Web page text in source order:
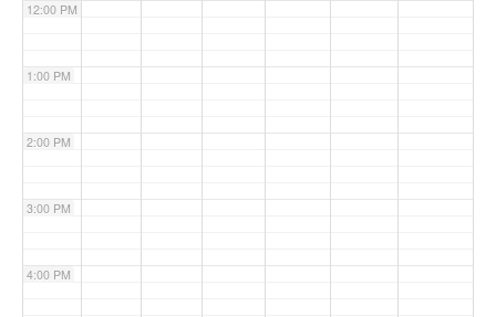
12:00 PM
1:00 PM
2:00 PM
3:00 PM
4:00 PM